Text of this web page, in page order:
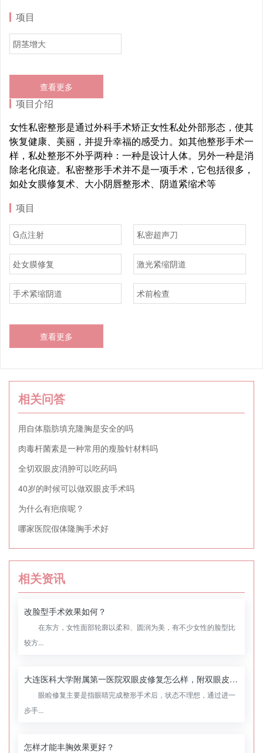
项目
阴茎增大
查看更多
项目介绍
女性私密整形是通过外科手术矫正女性私处外部形态，使其
恢复健康、美丽，并提升幸福的感受力。如其他整形手术一
样，私处整形不外乎两种：一种是设计人体。另外一种是消
除老化痕迹。私密整形手术并不是一项手术，它包括很多，
如处女膜修复术、大小阴唇整形术、阴道紧缩术等
项目
G点注射 私密超声刀
处女膜修复 激光紧缩阴道
手术紧缩阴道 术前检查
查看更多
相关问答
用自体脂肪填充隆胸是安全的吗
肉毒杆菌素是一种常用的瘦脸针材料吗
全切双眼皮消肿可以吃药吗
40岁的时候可以做双眼皮手术吗
为什么有疤痕呢？
哪家医院假体隆胸手术好
相关资讯
改脸型手术效果如何？
在东方，女性面部轮廓以柔和、圆润为美，有不少女性的脸型比
较方...
大连医科大学附属第一医院双眼皮修复怎么样，附双眼皮修复案例
眼睑修复主要是指眼睛完成整形手术后，状态不理想，通过进一
步手...
怎样才能丰胸效果更好？